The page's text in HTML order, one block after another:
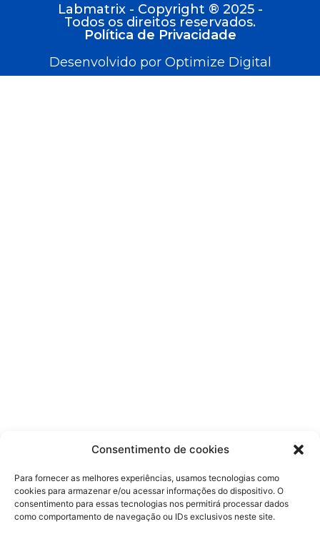
Consentimento de cookies
Para fornecer as melhores experiências, usamos tecnologias como
cookies para armazenar e/ou acessar informações do dispositivo. O
consentimento para essas tecnologias nos permitirá processar dados
como comportamento de navegação ou IDs exclusivos neste site.
Labmatrix - Copyright ® 2025 -
Todos os direitos reservados.
Política de Privacidade
Desenvolvido por Optimize Digital